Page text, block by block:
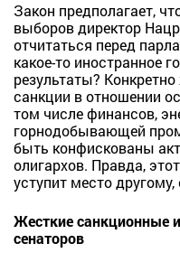
Закон предполагает,
выборов директор
отчитаться перед
какое-то иностранное
результаты?
санкции в отношении
том числе финансов,
горнодобывающей
быть конфискованы
олигархов. Правда,
уступит место
Жесткие санкционные
сенаторов